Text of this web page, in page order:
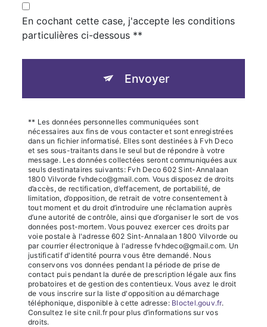
En cochant cette case, j'accepte les conditions
particulières ci-dessous **
Envoyer
** Les données personnelles communiquées sont
nécessaires aux fins de vous contacter et sont enregistrées
dans un fichier informatisé. Elles sont destinées à Fvh Deco
et ses sous-traitants dans le seul but de répondre à votre
message. Les données collectées seront communiquées aux
seuls destinataires suivants: Fvh Deco 602 Sint-Annalaan
1800 Vilvorde fvhdeco@gmail.com. Vous disposez de droits
d’accès, de rectification, d’effacement, de portabilité, de
limitation, d’opposition, de retrait de votre consentement à
tout moment et du droit d’introduire une réclamation auprès
d’une autorité de contrôle, ainsi que d’organiser le sort de vos
données post-mortem. Vous pouvez exercer ces droits par
voie postale à l'adresse 602 Sint-Annalaan 1800 Vilvorde ou
par courrier électronique à l'adresse fvhdeco@gmail.com. Un
justificatif d'identité pourra vous être demandé. Nous
conservons vos données pendant la période de prise de
contact puis pendant la durée de prescription légale aux fins
probatoires et de gestion des contentieux. Vous avez le droit
de vous inscrire sur la liste d'opposition au démarchage
téléphonique, disponible à cette adresse: Bloctel.gouv.fr.
Consultez le site cnil.fr pour plus d’informations sur vos
droits.